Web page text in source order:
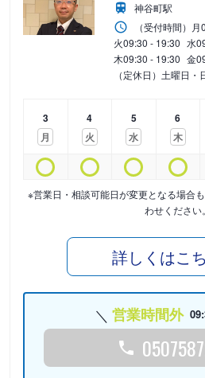
神谷町駅
（受付時間） 月
火09:30 - 19:30 水
木09:30 - 19:30 金
（定休日）土曜日・
3
月
4
火
5
水
6
木
※営業日・相談可能日が変更となる場合
わせください。
詳しくはこ
営業時間外